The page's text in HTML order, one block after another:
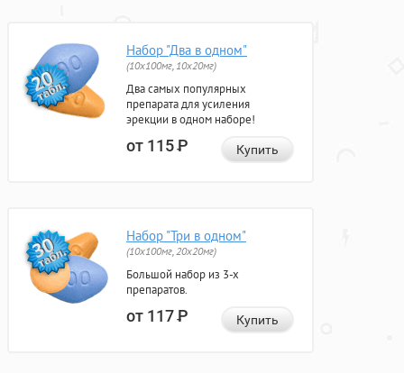
Набор "Два в одном"
(10x100мг, 10x20мг)
Два самых популярных
препарата для усиления
эрекции в одном наборе!
от 115Р Купить
Набор "Три в одном"
(10x100мг, 20x20мг)
Большой набор из 3-х
препаратов.
от 117Р Купить